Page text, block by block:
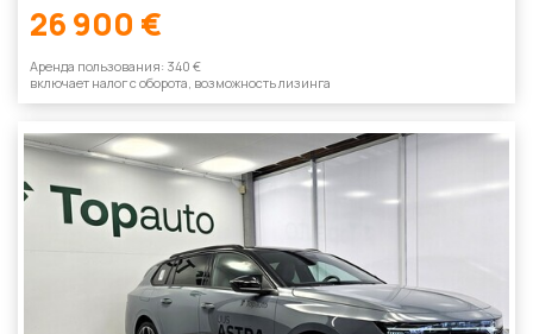
26 900 €
Aренда пользования: 340 €
включает налог с оборотa, возможность лизинга